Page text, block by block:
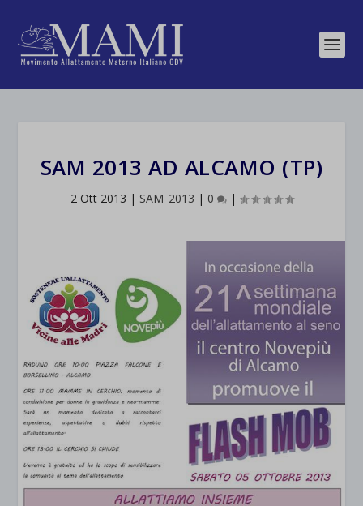
SAM 2013 AD ALCAMO (TP)
2 Ott 2013 | SAM_2013 | 0 |